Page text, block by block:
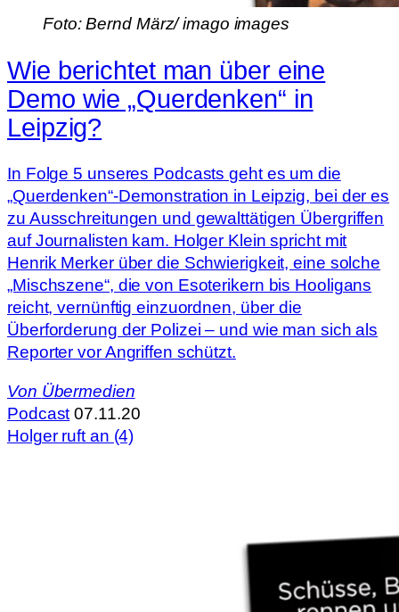
Foto: Bernd März/ imago images
Wie berichtet man über eine
Demo wie „Querdenken“ in
Leipzig?
In Folge 5 unseres Podcasts geht es um die
„Querdenken“-Demonstration in Leipzig, bei der es
zu Ausschreitungen und gewalttätigen Übergriffen
auf Journalisten kam. Holger Klein spricht mit
Henrik Merker über die Schwierigkeit, eine solche
„Mischszene“, die von Esoterikern bis Hooligans
reicht, vernünftig einzuordnen, über die
Überforderung der Polizei – und wie man sich als
Reporter vor Angriffen schützt.
Von Übermedien
Podcast 07.11.20
Holger ruft an (4)